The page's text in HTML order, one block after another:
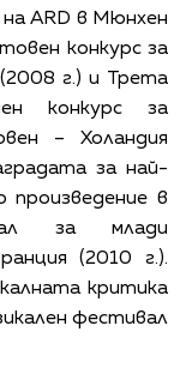
на ARD в Мюнхен
конкурс за
г.) и Трета
конкурс за
– Холандия
за най-
произведение в
за млади
(2010 г.).
критика
фестивал